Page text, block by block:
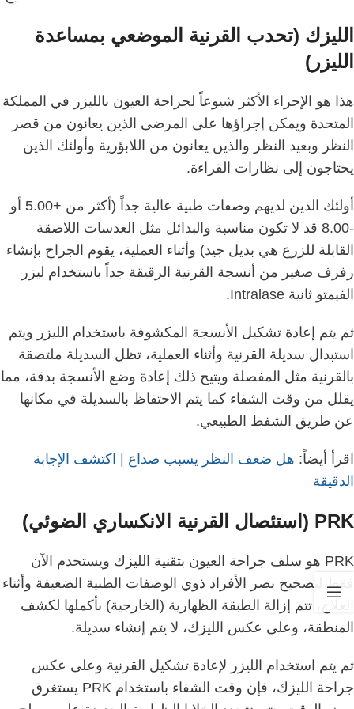
الليزك (تحدب القرنية الموضعي بمساعدة
الليزر)
هذا هو الإجراء الأكثر شيوعاً لجراحة العيون بالليزر في المملكة
المتحدة ويمكن إجراؤها على المرضى الذين يعانون من قصر
النظر وبعيد النظر والذين يعانون من اللابؤرية وأولئك الذين
يحتاجون إلى نظارات القراءة.
أولئك الذين لديهم وصفات طبية عالية جداً (أكثر من +5.00 أو
-8.00 قد لا تكون مناسبة والبدائل مثل العدسات اللاصقة
القابلة للزرع هي بديل جيد) وأثناء العملية، يقوم الجراح بإنشاء
رفرف صغير من أنسجة القرنية الرقيقة جداً باستخدام ليزر
الفيمتو ثانية Intralase.
ثم يتم إعادة تشكيل الأنسجة المكشوفة باستخدام الليزر ويتم
استبدال سديلة القرنية وأثناء العملية، تظل السديلة ملتصقة
بالقرنية مثل المفصلة ويتيح ذلك إعادة وضع الأنسجة بدقة، مما
يقلل من وقت الشفاء كما يتم الاحتفاظ بالسديلة في مكانها
عن طريق الشفط الطبيعي.
اقرأ أيضاً: هل ضعف النظر يسبب صداع | اكتشف الإجابة
الدقيقة
PRK (استئصال القرنية الانكساري الضوئي)
PRK هو سلف جراحة العيون بتقنية الليزك ويستخدم الآن
فقط لتصحيح بصر الأفراد ذوي الوصفات الطبية الضعيفة وأثناء
العلاج، تتم إزالة الطبقة الظهارية (الخارجية) بأكملها لكشف
المنطقة، وعلى عكس الليزك، لا يتم إنشاء سديلة.
ثم يتم استخدام الليزر لإعادة تشكيل القرنية وعلى عكس
جراحة الليزك، فإن وقت الشفاء باستخدام PRK يستغرق